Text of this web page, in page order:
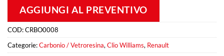
AGGIUNGI AL PREVENTIVO
COD:CRBO0008
Categorie:Carbonio / Vetroresina, Clio Williams, Renault